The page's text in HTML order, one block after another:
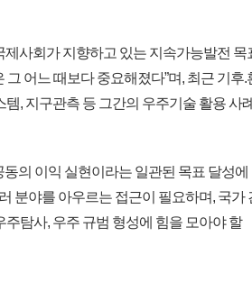
사회가 지향하고 있는 지속가능발전 목
어느 때보다 중요해졌다”며, 최근 기후.
, 지구관측 등 그간의 우주기술 활용 사
의 이익 실현이라는 일관된 목표 달성에
분야를 아우르는 접근이 필요하며, 국가
탐사, 우주 규범 형성에 힘을 모아야 할